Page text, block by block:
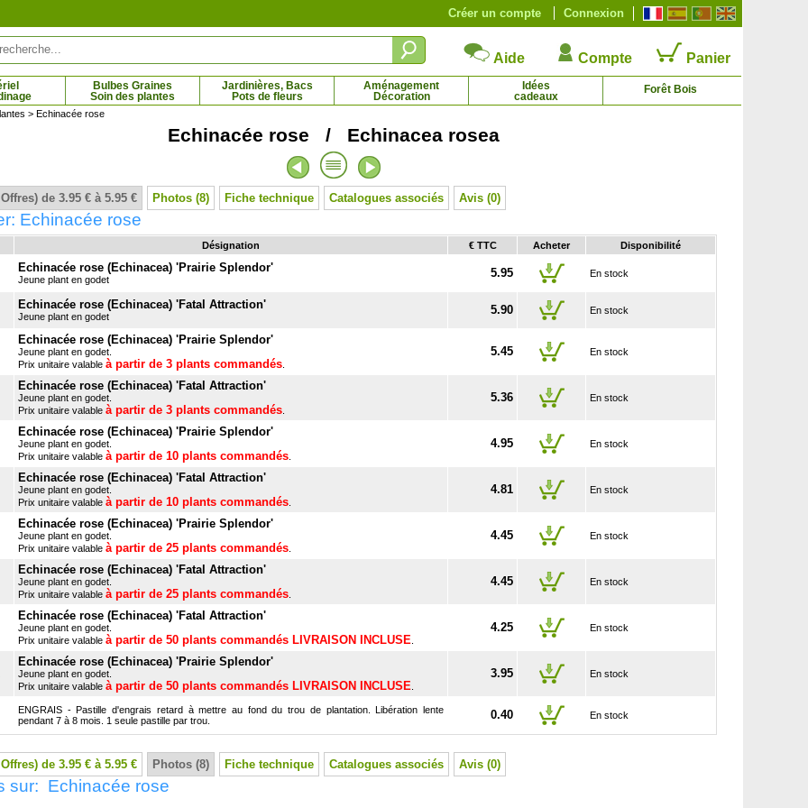
Connexion
Créer un compte
Aide Compte Panier
Bulbes Graines
Soin des plantes
Jardinières, Bacs
Pots de fleurs
Aménagement
Décoration
Idées
cadeaux
Forêt Bois
Bougainvillier rouge
> Echinacée rose
Echinacée rose / Echinacea rosea
de 3.95 € à 5.95 € Photos (8) Fiche technique Catalogues associés Avis (0)
Echinacée rose
Désignation € TTC Acheter Disponibilité
Echinacée rose (Echinacea) 'Prairie Splendor'
Jeune plant en godet 5.95 En stock
Echinacée rose (Echinacea) 'Fatal Attraction'
Jeune plant en godet 5.90 En stock
Echinacée rose (Echinacea) 'Prairie Splendor'
Jeune plant en godet.
Prix unitaire valable à partir de 3 plants commandés
5.45 En stock
Echinacée rose (Echinacea) 'Fatal Attraction'
Jeune plant en godet.
Prix unitaire valable à partir de 3 plants commandés
5.36 En stock
Echinacée rose (Echinacea) 'Prairie Splendor'
Jeune plant en godet.
Prix unitaire valable à partir de 10 plants commandés
4.95 En stock
Echinacée rose (Echinacea) 'Fatal Attraction'
Jeune plant en godet.
Prix unitaire valable à partir de 10 plants commandés
4.81 En stock
Echinacée rose (Echinacea) 'Prairie Splendor'
Jeune plant en godet.
Prix unitaire valable à partir de 25 plants commandés
4.45 En stock
Echinacée rose (Echinacea) 'Fatal Attraction'
Jeune plant en godet.
Prix unitaire valable à partir de 25 plants commandés
4.45 En stock
Echinacée rose (Echinacea) 'Fatal Attraction'
Jeune plant en godet.
Prix unitaire valable à partir de 50 plants commandés LIVRAISON INCLUSE
4.25 En stock
Echinacée rose (Echinacea) 'Prairie Splendor'
Jeune plant en godet.
Prix unitaire valable à partir de 50 plants commandés LIVRAISON INCLUSE
3.95 En stock
ENGRAIS - Pastille d'engrais retard à mettre au fond du trou de plantation. Libération lente
pendant 7 à 8 mois. 1 seule pastille par trou.
0.40 En stock
de 3.95 € à 5.95 € Photos (8) Fiche technique Catalogues associés Avis (0)
sur: Echinacée rose